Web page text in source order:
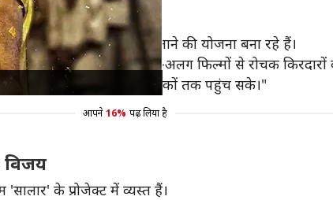
मेकर्स
को 2024 में दर्शकों के बीच लाने की योजना बना रहे हैं।
करने वाले हैं। हम अलग-अलग फिल्मों से रोचक किरदारों
हम आसानी से अधिक दर्शकों तक पहुंच सके।"
आपने 16% पढ़ लिया है
विजय
के प्रोजेक्ट में व्यस्त हैं।